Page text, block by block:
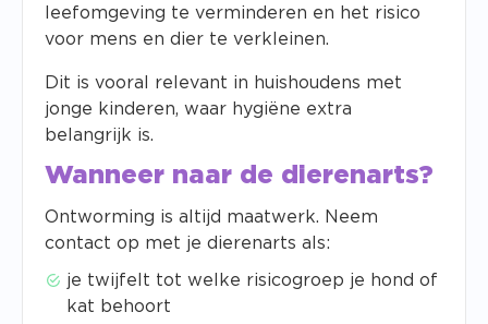
leefomgeving te verminderen en het risico
voor mens en dier te verkleinen.
Dit is vooral relevant in huishoudens met
jonge kinderen, waar hygiëne extra
belangrijk is.
Wanneer naar de dierenarts?
Ontworming is altijd maatwerk. Neem
contact op met je dierenarts als:
je twijfelt tot welke risicogroep je hond of
kat behoort